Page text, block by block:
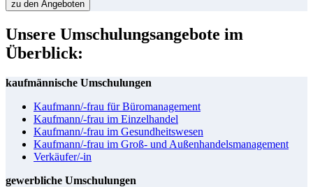
zu den Angeboten
Unsere Umschulungsangebote im
Überblick:
kaufmännische Umschulungen
Kaufmann/-frau für Büromanagement
Kaufmann/-frau im Einzelhandel
Kaufmann/-frau im Gesundheitswesen
Kaufmann/-frau im Groß- und Außenhandelsmanagement
Verkäufer/-in
gewerbliche Umschulungen